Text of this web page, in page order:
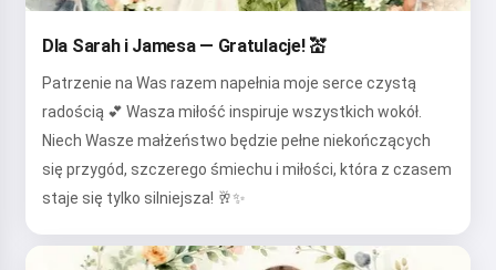
Dla Sarah i Jamesa — Gratulacje! 💒
Patrzenie na Was razem napełnia moje serce czystą
radością 💕 Wasza miłość inspiruje wszystkich wokół.
Niech Wasze małżeństwo będzie pełne niekończących
się przygód, szczerego śmiechu i miłości, która z czasem
staje się tylko silniejsza! 🥂✨